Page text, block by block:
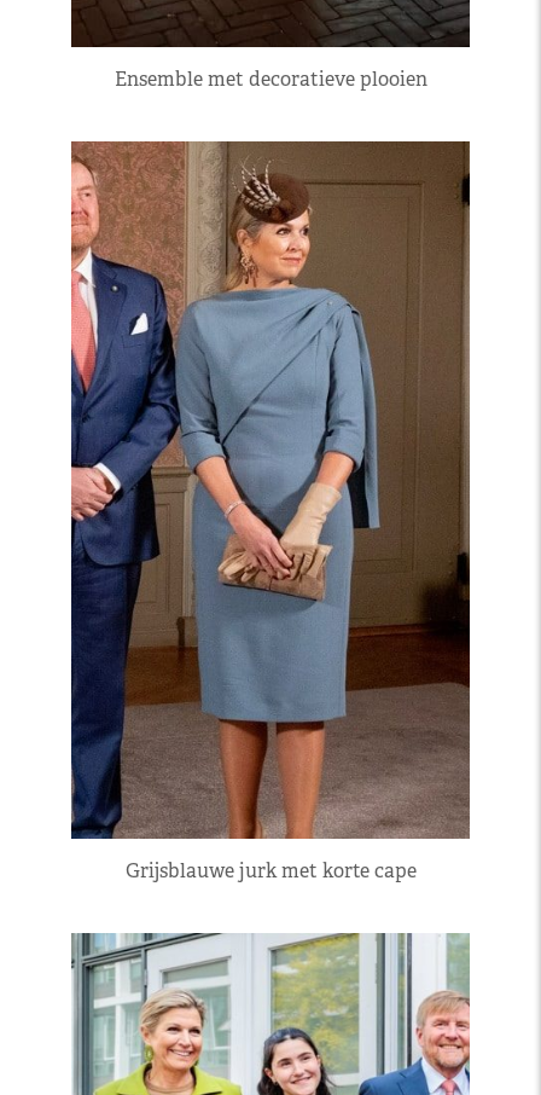
Ensemble met decoratieve plooien
Grijsblauwe jurk met korte cape